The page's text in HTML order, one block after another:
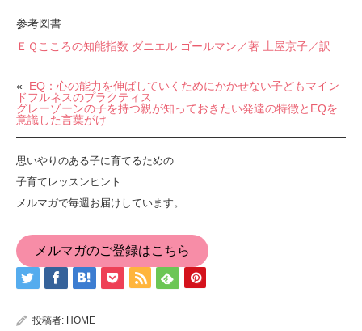
参考図書
ＥＱこころの知能指数 ダニエル ゴールマン／著 土屋京子／訳
«
EQ：心の能力を伸ばしていくためにかかせない子どもマイン
ドフルネスのプラクティス
グレーゾーンの子を持つ親が知っておきたい発達の特徴とEQを
意識した言葉がけ
思いやりのある子に育てるための
子育てレッスンヒント
メルマガで毎週お届けしています。
メルマガのご登録はこちら
投稿者: HOME